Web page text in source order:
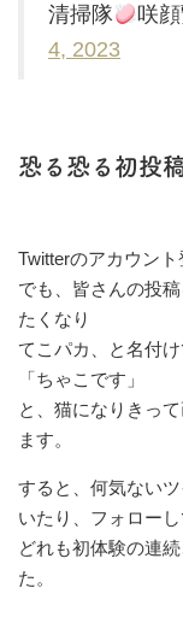
清掃隊
咲
4, 2023
恐る恐る初投
Twitterのアカウン
でも、皆さんの投
たくなり
てこパカ、と名付け
「ちゃこです」
と、猫になりきっ
ます。
すると、何気ない
いたり、フォロー
どれも初体験の連
た。